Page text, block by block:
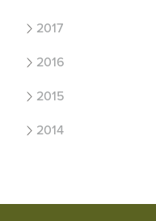
2017
2016
2015
2014